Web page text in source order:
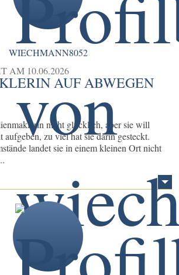
WIECHMANN8052
AM 10.06.2026
AUF ABWEGEN
nicht glücklich, aber sie will
aufgeben, zu viel hat sie darin gesteckt.
landet sie in einem kleinen Ort nicht